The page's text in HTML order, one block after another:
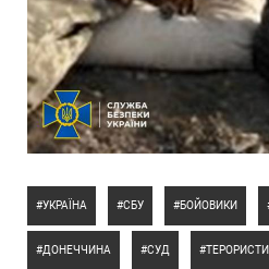
УКРАЇНА СБУ БОЙОВИКИ
ДОНЕЧЧИНА СУД ТЕРОРИСТИ